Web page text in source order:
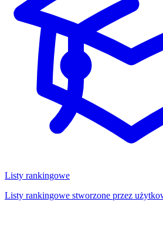
Listy rankingowe
Listy rankingowe stworzone przez